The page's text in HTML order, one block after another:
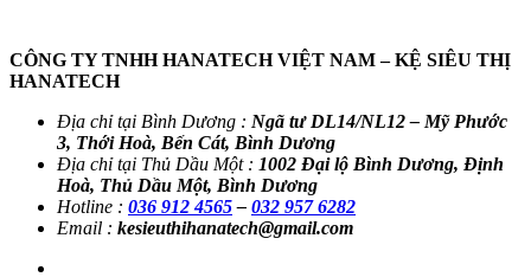
CÔNG TY TNHH HANATECH VIỆT NAM – KỆ SIÊU THỊ
HANATECH
Địa chỉ tại Bình Dương : Ngã tư DL14/NL12 – Mỹ Phước
3, Thới Hoà, Bến Cát, Bình Dương
Địa chỉ tại Thủ Dầu Một : 1002 Đại lộ Bình Dương, Định
Hoà, Thủ Dầu Một, Bình Dương
Hotline : 036 912 4565– 032 957 6282
Email : kesieuthihanatech@gmail.com